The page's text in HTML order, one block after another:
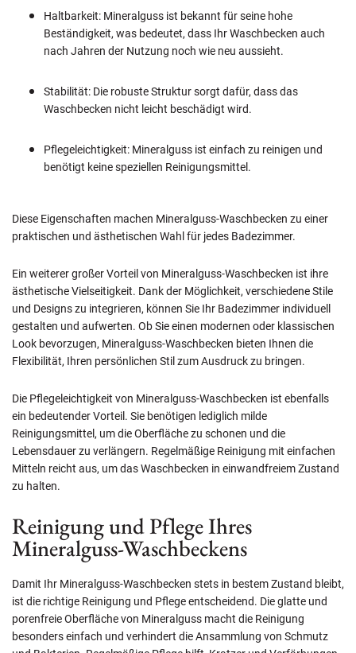
Haltbarkeit: Mineralguss ist bekannt für seine hohe
Beständigkeit, was bedeutet, dass Ihr Waschbecken auch
nach Jahren der Nutzung noch wie neu aussieht.
Stabilität: Die robuste Struktur sorgt dafür, dass das
Waschbecken nicht leicht beschädigt wird.
Pflegeleichtigkeit: Mineralguss ist einfach zu reinigen und
benötigt keine speziellen Reinigungsmittel.
Diese Eigenschaften machen Mineralguss-Waschbecken zu einer
praktischen und ästhetischen Wahl für jedes Badezimmer.
Ein weiterer großer Vorteil von Mineralguss-Waschbecken ist ihre
ästhetische Vielseitigkeit. Dank der Möglichkeit, verschiedene Stile
und Designs zu integrieren, können Sie Ihr Badezimmer individuell
gestalten und aufwerten. Ob Sie einen modernen oder klassischen
Look bevorzugen, Mineralguss-Waschbecken bieten Ihnen die
Flexibilität, Ihren persönlichen Stil zum Ausdruck zu bringen.
Die Pflegeleichtigkeit von Mineralguss-Waschbecken ist ebenfalls
ein bedeutender Vorteil. Sie benötigen lediglich milde
Reinigungsmittel, um die Oberfläche zu schonen und die
Lebensdauer zu verlängern. Regelmäßige Reinigung mit einfachen
Mitteln reicht aus, um das Waschbecken in einwandfreiem Zustand
zu halten.
Reinigung und Pflege Ihres
Mineralguss-Waschbeckens
Damit Ihr Mineralguss-Waschbecken stets in bestem Zustand bleibt,
ist die richtige Reinigung und Pflege entscheidend. Die glatte und
porenfreie Oberfläche von Mineralguss macht die Reinigung
besonders einfach und verhindert die Ansammlung von Schmutz